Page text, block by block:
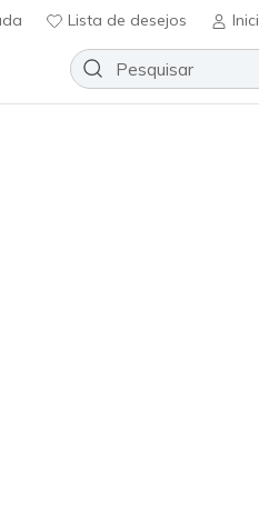
Lista de desejos